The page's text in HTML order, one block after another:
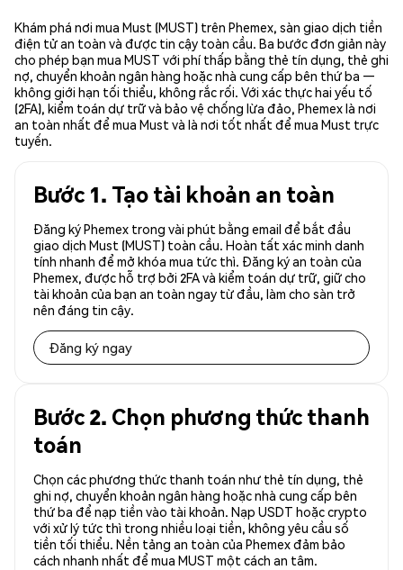
Khám phá nơi mua Must (MUST) trên Phemex, sàn giao dịch tiền
điện tử an toàn và được tin cậy toàn cầu. Ba bước đơn giản này
cho phép bạn mua MUST với phí thấp bằng thẻ tín dụng, thẻ ghi
nợ, chuyển khoản ngân hàng hoặc nhà cung cấp bên thứ ba —
không giới hạn tối thiểu, không rắc rối. Với xác thực hai yếu tố
(2FA), kiểm toán dự trữ và bảo vệ chống lừa đảo, Phemex là nơi
an toàn nhất để mua Must và là nơi tốt nhất để mua Must trực
tuyến.
Bước 1. Tạo tài khoản an toàn
Đăng ký Phemex trong vài phút bằng email để bắt đầu
giao dịch Must (MUST) toàn cầu. Hoàn tất xác minh danh
tính nhanh để mở khóa mua tức thì. Đăng ký an toàn của
Phemex, được hỗ trợ bởi 2FA và kiểm toán dự trữ, giữ cho
tài khoản của bạn an toàn ngay từ đầu, làm cho sàn trở
nên đáng tin cậy.
Đăng ký ngay
Bước 2. Chọn phương thức thanh
toán
Chọn các phương thức thanh toán như thẻ tín dụng, thẻ
ghi nợ, chuyển khoản ngân hàng hoặc nhà cung cấp bên
thứ ba để nạp tiền vào tài khoản. Nạp USDT hoặc crypto
với xử lý tức thì trong nhiều loại tiền, không yêu cầu số
tiền tối thiểu. Nền tảng an toàn của Phemex đảm bảo
cách nhanh nhất để mua MUST một cách an tâm.